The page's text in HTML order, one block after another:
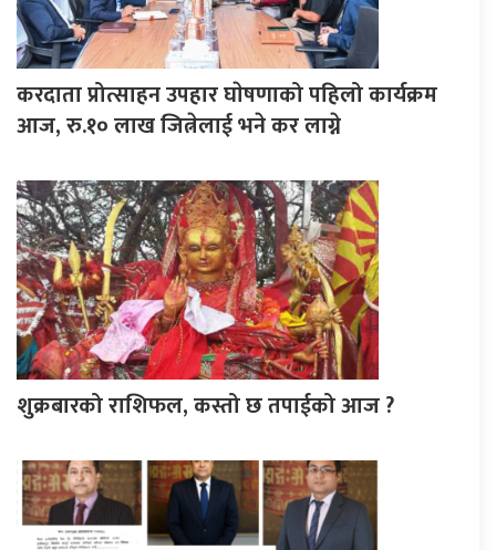
करदाता प्रोत्साहन उपहार घाेषणाको पहिलो कार्यक्रम
आज, रु.१० लाख जित्नेलाई भने कर लाग्ने
शुक्रबारको राशिफल, कस्तो छ तपाईको आज ?